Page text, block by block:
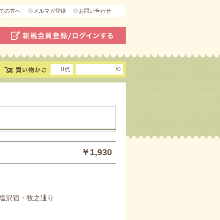
の方へ メルマガ登録 お問い合わせ
0点 \0
￥1,930
沢宿・牧之通り